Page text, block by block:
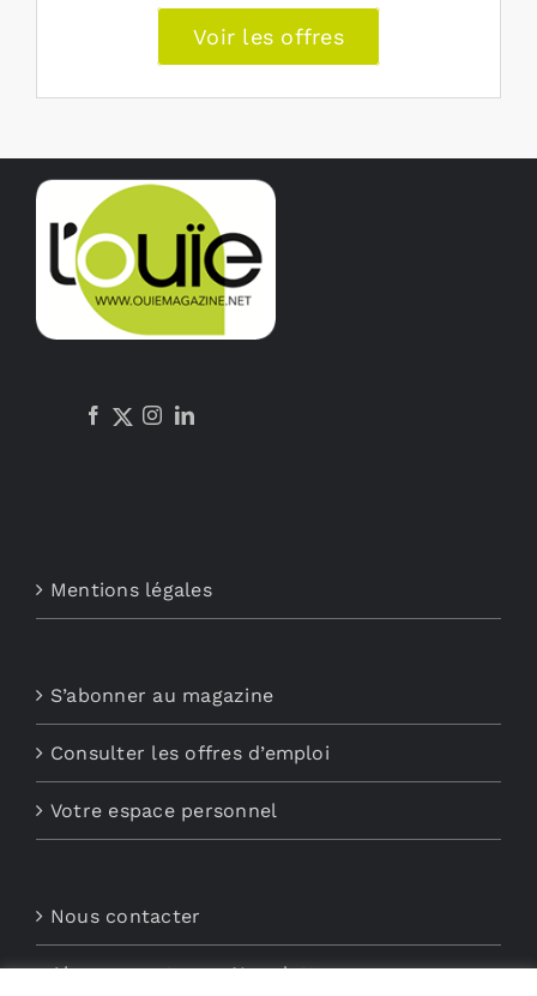
Voir les offres
Mentions légales
S’abonner au magazine
Consulter les offres d’emploi
Votre espace personnel
Nous contacter
Abonnements aux Newsletters